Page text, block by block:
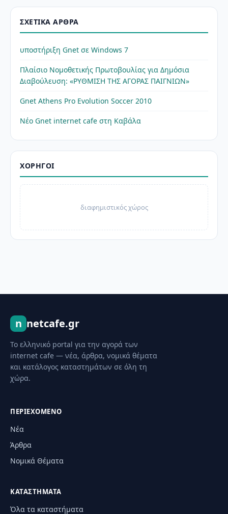
ΣΧΕΤΙΚΆ ΆΡΘΡΑ
υποστήριξη Gnet σε Windows 7
Πλαίσιο Νομοθετικής Πρωτοβουλίας για Δημόσια
Διαβούλευση: «ΡΥΘΜΙΣΗ ΤΗΣ ΑΓΟΡΑΣ ΠΑΙΓΝΙΩΝ»
Gnet Athens Pro Evolution Soccer 2010
Νέο Gnet internet cafe στη Καβάλα
ΧΟΡΗΓΟΊ
διαφημιστικός χώρος
n netcafe.gr
Το ελληνικό portal για την αγορά των
internet cafe — νέα, άρθρα, νομικά θέματα
και κατάλογος καταστημάτων σε όλη τη
χώρα.
ΠΕΡΙΕΧΌΜΕΝΟ
Νέα
Άρθρα
Νομικά Θέματα
ΚΑΤΑΣΤΉΜΑΤΑ
Όλα τα καταστήματα